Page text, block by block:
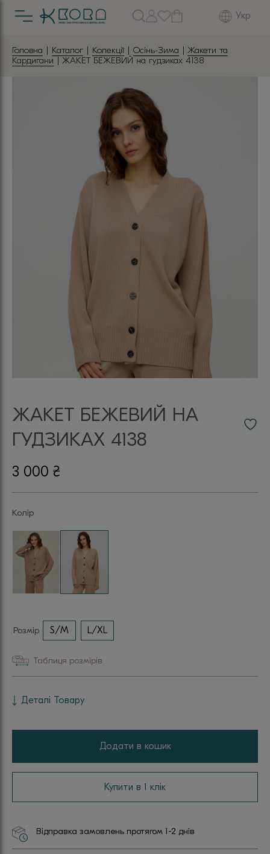
Укр
Головна | Каталог | Колекції | Осінь-Зима | Жакети та
Кардигани | ЖАКЕТ БЕЖЕВИЙ на гудзиках 4138
ЖАКЕТ БЕЖЕВИЙ НА
ГУДЗИКАХ 4138
3 000 ₴
Колір
Розмір S/M L/XL
Таблиця розмірів
Деталі Товару
Додати в кошик
Купити в 1 клік
Відправка замовлень протягом 1-2 днів